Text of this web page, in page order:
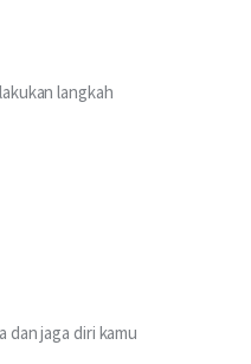
langkah
jaga diri kamu